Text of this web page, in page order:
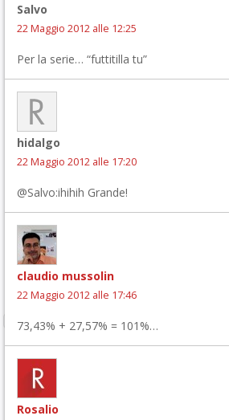
Salvo
22 Maggio 2012 alle 12:25
Per la serie… “futtitilla tu”
hidalgo
22 Maggio 2012 alle 17:20
@Salvo:ihihih Grande!
claudio mussolin
22 Maggio 2012 alle 17:46
73,43% + 27,57% = 101%…
Rosalio